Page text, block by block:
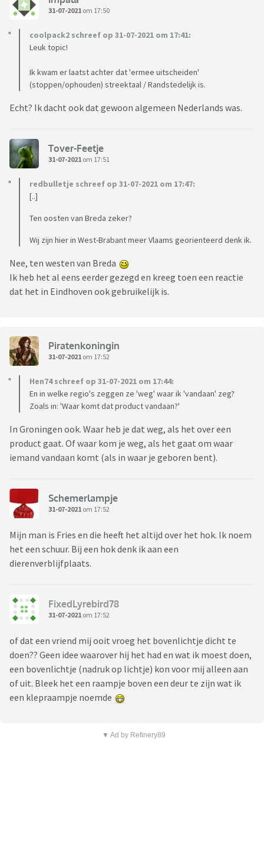
31-07-2021 om 17:50
coolpack2 schreef op 31-07-2021 om 17:41:
Leuk topic!
Ik kwam er laatst achter dat 'ermee uitscheiden'
(stoppen/ophouden) streektaal / Randstedelijk is.
Echt? Ik dacht ook dat gewoon algemeen Nederlands was.
Tover-Feetje
31-07-2021 om 17:51
redbulletje schreef op 31-07-2021 om 17:47:
[..]
Ten oosten van Breda zeker?
Wij zijn hier in West-Brabant meer Vlaams georienteerd denk ik.
Nee, ten westen van Breda
Ik heb het al eens eerder gezegd en kreeg toen een reactie
dat het in Eindhoven ook gebruikelijk is.
Piratenkoningin
31-07-2021 om 17:52
Hen74 schreef op 31-07-2021 om 17:44:
En in welke regio's zeggen ze 'weg' waar ik 'vandaan' zeg?
Zoals in: 'Waar komt dat product vandaan?'
In Groningen ook. Waar heb je dat weg, als het over een
product gaat. Of waar kom je weg, als het gaat om waar
iemand vandaan komt (als in waar je geboren bent).
Schemerlampje
31-07-2021 om 17:52
Mijn man is Fries en die heeft het altijd over het hok. Ik noem
het een schuur. Bij een hok denk ik aan een
dierenverblijfplaats.
FixedLyrebird78
31-07-2021 om 17:52
of dat een vriend mij ooit vroeg het bovenlichtje dicht te
doen?? Geen idee waarover hij het had en wat ik moest doen,
een bovenlichtje (nadruk op lichtje) kon voor mij alleen aan
of uit. Bleek het een raampje boven een deur te zijn wat ik
een klepraampje noemde
▼ Ad by Refinery89